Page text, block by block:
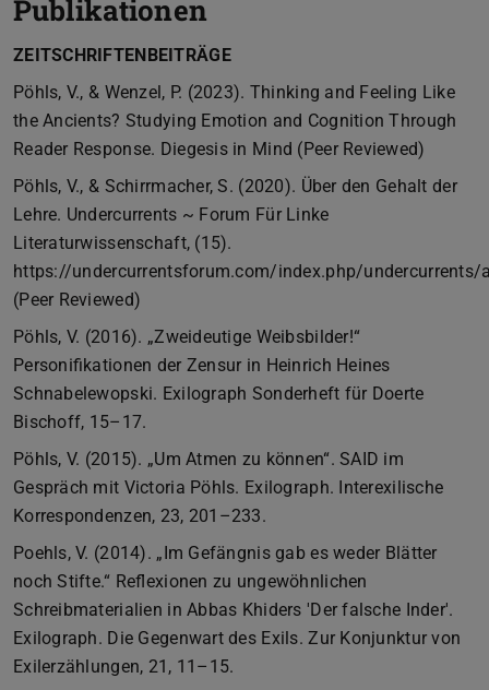
Publikationen
ZEITSCHRIFTENBEITRÄGE
Pöhls, V., & Wenzel, P. (2023). Thinking and Feeling Like
the Ancients? Studying Emotion and Cognition Through
Reader Response. Diegesis in Mind (Peer Reviewed)
Pöhls, V., & Schirrmacher, S. (2020). Über den Gehalt der
Lehre. Undercurrents ~ Forum Für Linke
Literaturwissenschaft, (15).
https://undercurrentsforum.com/index.php/
(Peer Reviewed)
Pöhls, V. (2016). „Zweideutige Weibsbilder!“
Personifikationen der Zensur in Heinrich Heines
Schnabelewopski. Exilograph Sonderheft für Doerte
Bischoff, 15–17.
Pöhls, V. (2015). „Um Atmen zu können“. SAID im
Gespräch mit Victoria Pöhls. Exilograph. Interexilische
Korrespondenzen, 23, 201–233.
Poehls, V. (2014). „Im Gefängnis gab es weder Blätter
noch Stifte.“ Reflexionen zu ungewöhnlichen
Schreibmaterialien in Abbas Khiders 'Der falsche Inder'.
Exilograph. Die Gegenwart des Exils. Zur Konjunktur von
Exilerzählungen, 21, 11–15.